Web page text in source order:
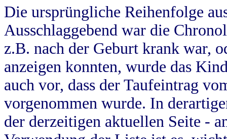
Die ursprüngliche Reihenfolge
Ausschlaggebend war die
z.B. nach der Geburt krank war,
anzeigen konnten, wurde das
auch vor, dass der Taufeintrag
vorgenommen wurde. In
der derzeitigen aktuellen Seite -